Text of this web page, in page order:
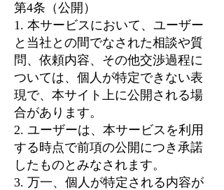
第4条（公開）
1. 本サービスにおいて、ユーザー
と当社との間でなされた相談や質
問、依頼内容、その他交渉過程に
ついては、個人が特定できない表
現で、本サイト上に公開される場
合があります。
2. ユーザーは、本サービスを利用
する時点で前項の公開につき承諾
したものとみなされます。
3. 万一、個人が特定される内容が